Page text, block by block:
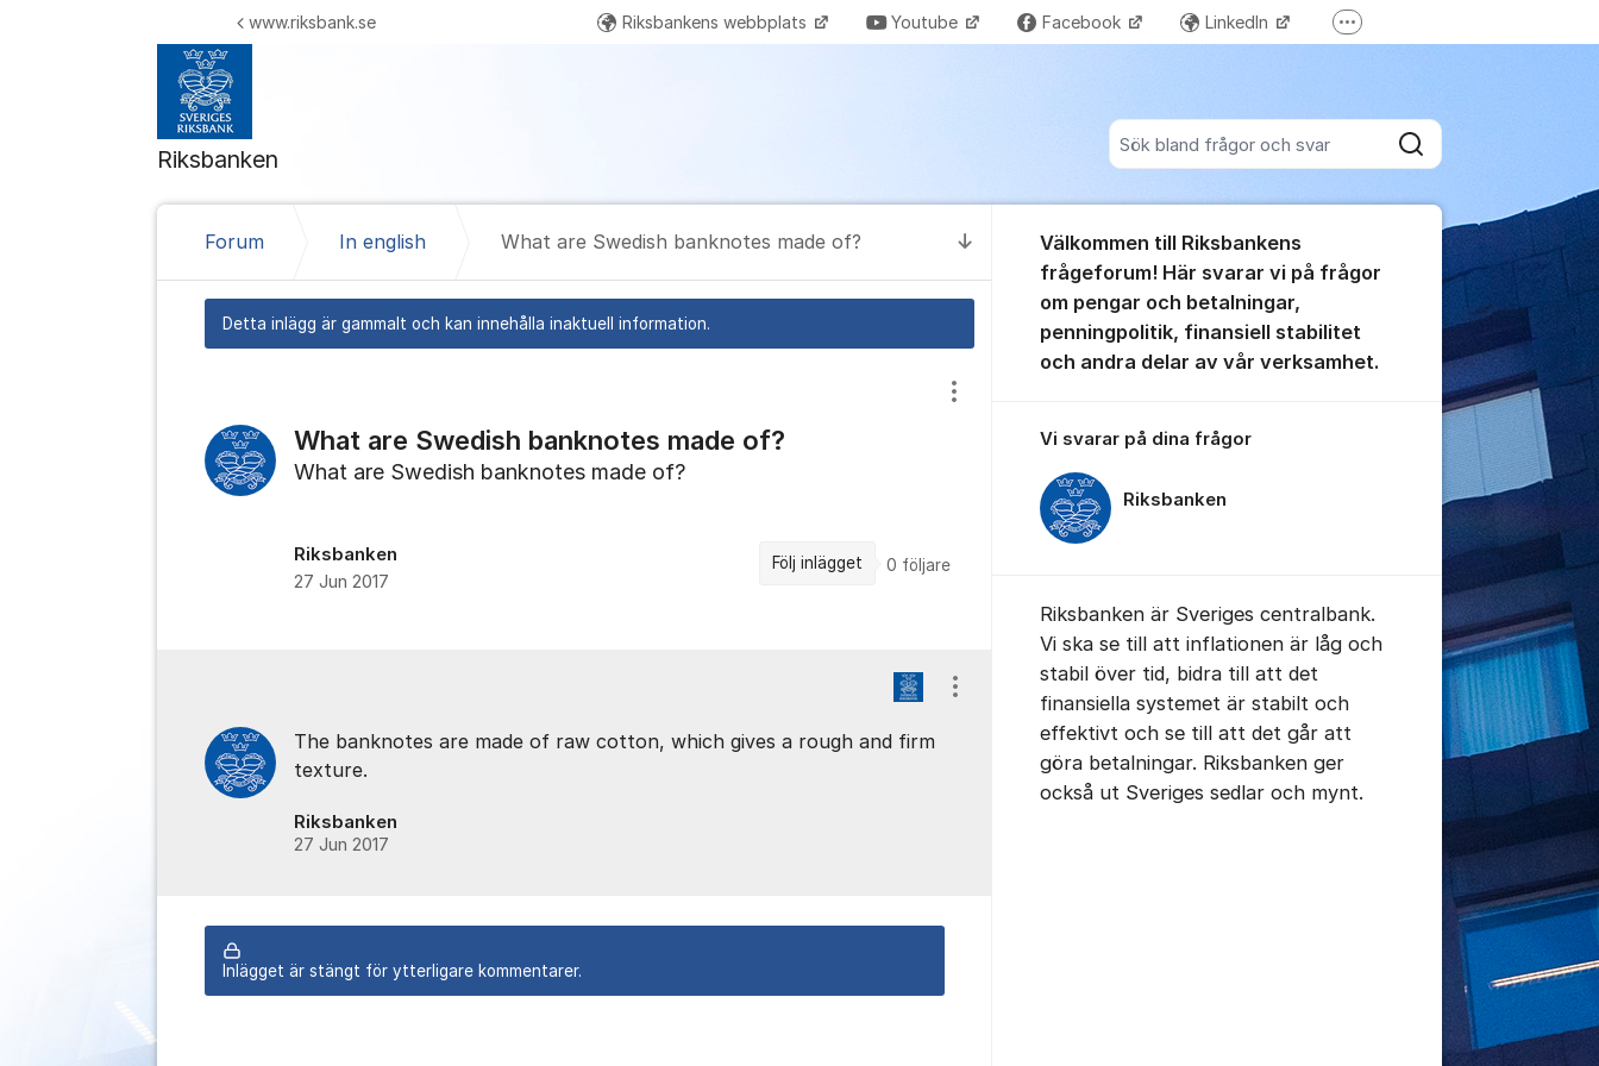
Riksbanken
Sök bland alla inlägg
Sök
www.riksbank.se Riksbankens webbplats Youtube Facebook LinkedIn Fler supportlänkar
Till senaste kommentaren
Forum In english What are Swedish banknotes made of?
Detta inlägg är gammalt och kan innehålla inaktuell information.
What are Swedish banknotes made of?
Visa/dölj inställningar för inlägg/kommentar
What are Swedish banknotes made of?
Riksbanken
27 Jun 2017
Följ inlägget 0 följare
The banknotes are made of raw cotton, which gives a rough and firm
texture.
Riksbanken
27 Jun 2017
Visa/dölj inställningar för inlägg/kommentar
Inlägget är stängt för ytterligare kommentarer.
Välkommen till Riksbankens
frågeforum! Här svarar vi på frågor
om pengar och betalningar,
penningpolitik, finansiell stabilitet
och andra delar av vår verksamhet.
Vi svarar på dina frågor
Riksbanken
Riksbanken är Sveriges centralbank.
Vi ska se till att inflationen är låg och
stabil över tid, bidra till att det
finansiella systemet är stabilt och
effektivt och se till att det går att
göra betalningar. Riksbanken ger
också ut Sveriges sedlar och mynt.